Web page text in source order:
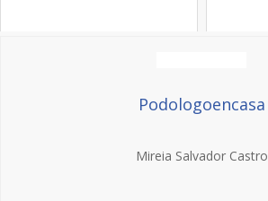
Podologoencasa
Mireia Salvador Castro